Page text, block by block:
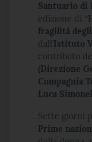
Santuario di
edizione di “
fragilità
dall’Istituto
contributo
(Direzione
Compagnia
Luca
Sette giorni
Prime